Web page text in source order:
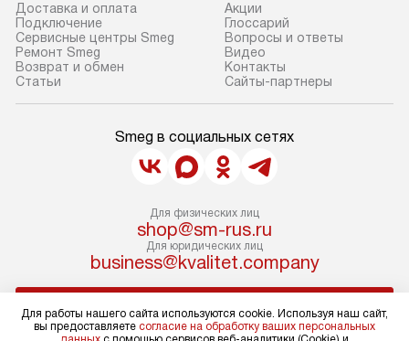
Доставка и оплата
Подключение
Сервисные центры Smeg
Ремонт Smeg
Возврат и обмен
Статьи
Акции
Глоссарий
Вопросы и ответы
Видео
Контакты
Сайты-партнеры
Smeg в социальных сетях
Для физических лиц
shop@sm-rus.ru
Для юридических лиц
business@kvalitet.company
Для работы нашего сайта используются cookie. Используя наш сайт,
вы предоставляете согласие на обработку ваших персональных